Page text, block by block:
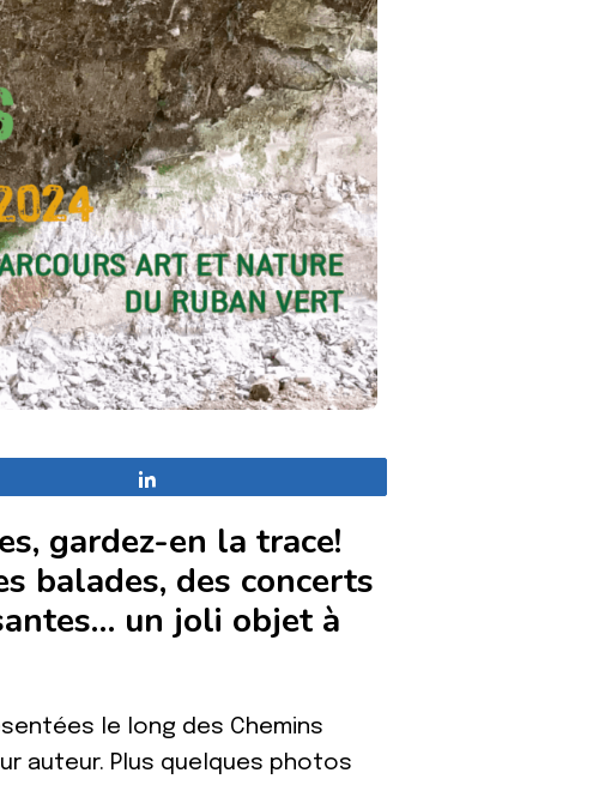
gardez-en la trace!
balades, des concerts
un joli objet à
le long des Chemins
auteur. Plus quelques photos